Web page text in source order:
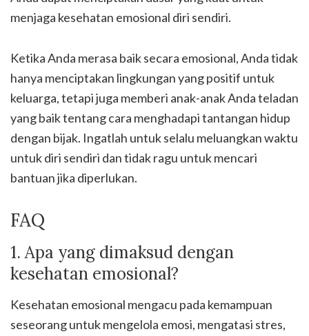
menjaga kesehatan emosional diri sendiri.
Ketika Anda merasa baik secara emosional, Anda tidak
hanya menciptakan lingkungan yang positif untuk
keluarga, tetapi juga memberi anak-anak Anda teladan
yang baik tentang cara menghadapi tantangan hidup
dengan bijak. Ingatlah untuk selalu meluangkan waktu
untuk diri sendiri dan tidak ragu untuk mencari
bantuan jika diperlukan.
FAQ
1. Apa yang dimaksud dengan
kesehatan emosional?
Kesehatan emosional mengacu pada kemampuan
seseorang untuk mengelola emosi, mengatasi stres,